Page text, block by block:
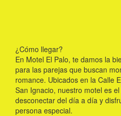
¿Cómo llegar?
En Motel El Palo, te damos la
para las parejas que buscan
romance. Ubicados en la Calle
San Ignacio, nuestro motel es
desconectar del día a día y
persona especial.